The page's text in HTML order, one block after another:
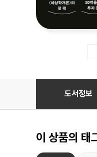
나는 투자로 30년
도서정보
이 상품의 태